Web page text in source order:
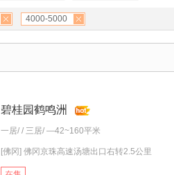
4000-5000
碧桂园鹤鸣洲
一居/ / 三居/ —42~160平米
[佛冈] 佛冈京珠高速汤塘出口右转2.5公里